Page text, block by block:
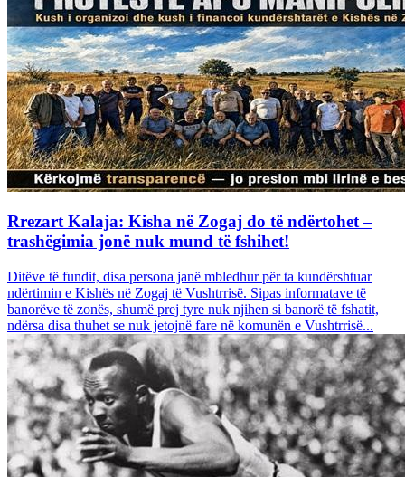
Rrezart Kalaja: Kisha në Zogaj do të ndërtohet –
trashëgimia jonë nuk mund të fshihet!
Ditëve të fundit, disa persona janë mbledhur për ta kundërshtuar
ndërtimin e Kishës në Zogaj të Vushtrrisë. Sipas informatave të
banorëve të zonës, shumë prej tyre nuk njihen si banorë të fshatit,
ndërsa disa thuhet se nuk jetojnë fare në komunën e Vushtrrisë...